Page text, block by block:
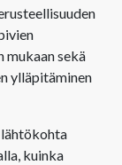
mukaan sekä
ylläpitäminen
lähtökohta
kuinka